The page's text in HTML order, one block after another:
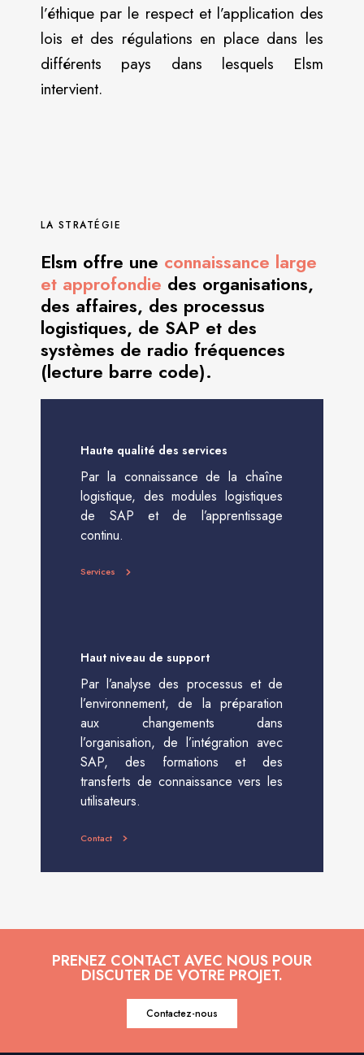
l’éthique par le respect et l’application des
lois et des régulations en place dans les
différents pays dans lesquels Elsm
intervient.
LA STRATÉGIE
Elsm offre une connaissance large
et approfondie des organisations,
des affaires, des processus
logistiques, de SAP et des
systèmes de radio fréquences
(lecture barre code).
Haute qualité des services
Par la connaissance de la chaîne
logistique, des modules logistiques
de SAP et de l’apprentissage
continu.
Services
Haut niveau de support
Par l’analyse des processus et de
l’environnement, de la préparation
aux changements dans
l’organisation, de l’intégration avec
SAP, des formations et des
transferts de connaissance vers les
utilisateurs.
Contact
PRENEZ CONTACT AVEC NOUS POUR
DISCUTER DE VOTRE PROJET.
Contactez-nous